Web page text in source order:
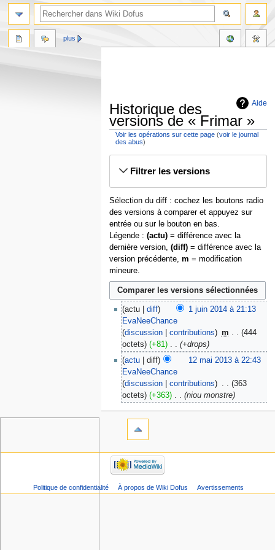
Aide
Historique des
versions de « Frimar »
Voir les opérations sur cette page (voir le journal
des abus)
Filtrer les versions
Sélection du diff : cochez les boutons radio
des versions à comparer et appuyez sur
entrée ou sur le bouton en bas.
Légende : (actu)= différence avec la
dernière version, (diff)= différence avec la
version précédente, m = modification
mineure.
actu diff
1 juin 2014 à 21:13
EvaNeeChance
discussion
contributions m
444
octets
+81
+drops
actu
diff
12 mai 2013 à 22:43
EvaNeeChance
discussion
contributions
363
octets
+363 niou monstre
plus
Politique de confidentialité À propos de Wiki Dofus Avertissements